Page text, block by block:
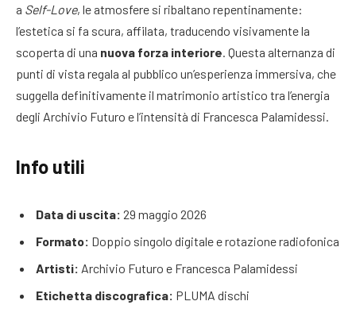
a Self-Love, le atmosfere si ribaltano repentinamente:
l’estetica si fa scura, affilata, traducendo visivamente la
scoperta di una nuova forza interiore . Questa alternanza di
punti di vista regala al pubblico un’esperienza immersiva, che
suggella definitivamente il matrimonio artistico tra l’energia
degli Archivio Futuro e l’intensità di Francesca Palamidessi.
Info utili
Data di uscita: 29 maggio 2026
Formato: Doppio singolo digitale e rotazione radiofonica
Artisti: Archivio Futuro e Francesca Palamidessi
Etichetta discografica: PLUMA dischi